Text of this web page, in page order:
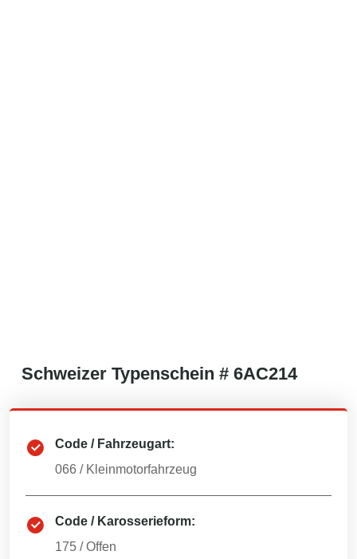
Schweizer Typenschein # 6AC214
Code / Fahrzeugart:
066 / Kleinmotorfahrzeug
Code / Karosserieform:
175 /Offen